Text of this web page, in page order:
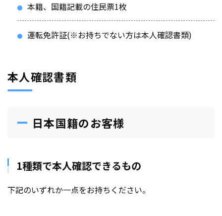
本籍、国籍記載の住民票1枚
運転免許証(※お持ちでない方は本人確認書類)
本人確認書類
日本国籍のお客様
1種類で本人確認できるもの
下記のいずれか一点をお持ちください。